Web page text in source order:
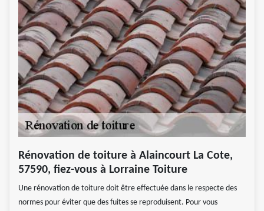
Rénovation de toiture à Alaincourt La Cote,
57590, fiez-vous à Lorraine Toiture
Une rénovation de toiture doit être effectuée dans le respecte des
normes pour éviter que des fuites se reproduisent. Pour vous